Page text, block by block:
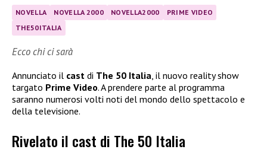
NOVELLA NOVELLA 2000 NOVELLA2000
PRIME VIDEO
THE50ITALIA
Ecco chi ci sarà
Annunciato il cast di The 50 Italia , il nuovo reality show
targato Prime Video. A prendere parte al programma
saranno numerosi volti noti del mondo dello spettacolo e
della televisione.
Rivelato il cast di The 50 Italia